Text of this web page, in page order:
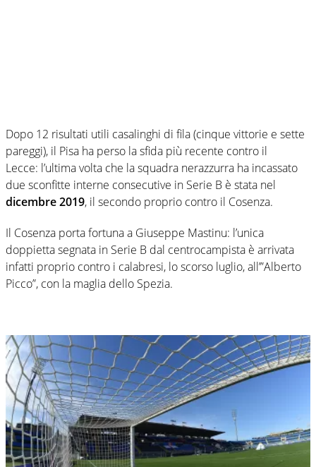
Dopo 12 risultati utili casalinghi di fila (cinque vittorie e sette
pareggi), il Pisa ha perso la sfida più recente contro il
Lecce: l’ultima volta che la squadra nerazzurra ha incassato
due sconfitte interne consecutive in Serie B è stata nel
dicembre 2019, il secondo proprio contro il Cosenza.
Il Cosenza porta fortuna a Giuseppe Mastinu: l’unica
doppietta segnata in Serie B dal centrocampista è arrivata
infatti proprio contro i calabresi, lo scorso luglio, all’”Alberto
Picco”, con la maglia dello Spezia.